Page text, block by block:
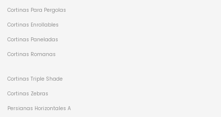
Cortinas Para Pergolas
Cortinas Enrollables
Cortinas Paneladas
Cortinas Romanas
Cortinas Triple Shade
Cortinas Zebras
Persianas Horizontales A